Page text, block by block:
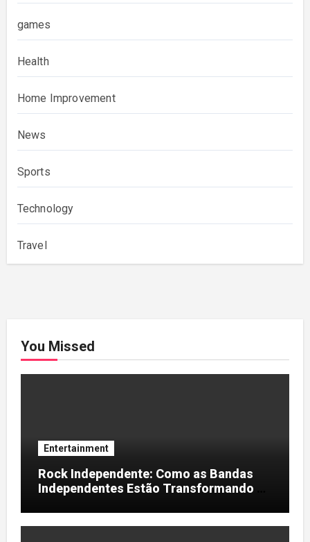
games
Health
Home Improvement
News
Sports
Technology
Travel
You Missed
Entertainment
Rock Independente: Como as Bandas
Independentes Estão Transformando a